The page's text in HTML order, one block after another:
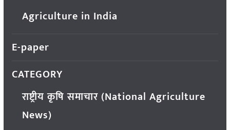
Agriculture in India
E-paper
CATEGORY
राष्ट्रीय कृषि समाचार (National Agriculture
News)